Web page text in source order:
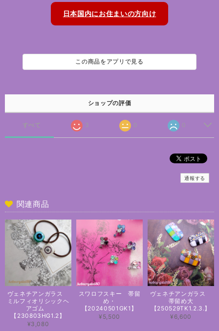
日本国内にお住まいの方向け
この商品をアプリで見る
ショップの評価
すべて 3 0 0
通報する
関連商品
ヴェネチアンガラス
ミルフィオリシックヘ
アゴム
【230803HG1.2】
¥3,080
スワロフスキー 帯留
め・
【20240501GK1】
¥5,500
ヴェネチアンガラス
帯留め大
【250529TK1.2.3.】
¥6,600